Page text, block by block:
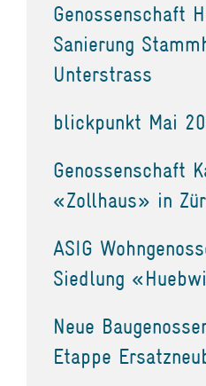
Genossenschaft
Sanierung
Unterstrass
blickpunkt Mai
Genossenschaft
«Zollhaus» in
ASIG
Siedlung
Neue
Etappe